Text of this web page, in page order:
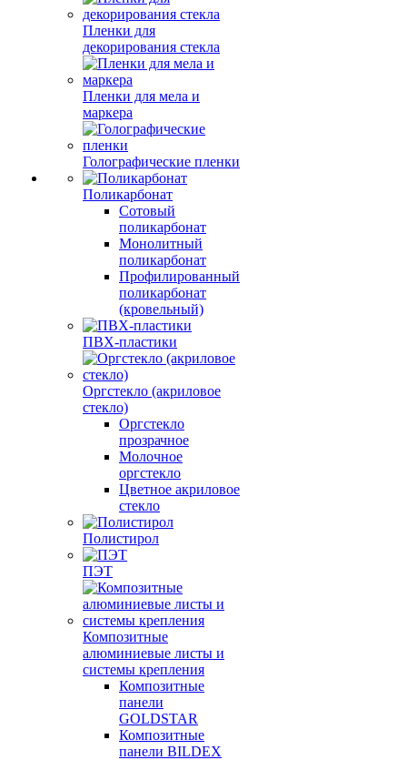
Пленки для
декорирования стекла
Пленки для мела и
маркера
Голографические пленки
Поликарбонат
Сотовый
поликарбонат
Монолитный
поликарбонат
Профилированный
поликарбонат
(кровельный)
ПВХ-пластики
Оргстекло (акриловое
стекло)
Оргстекло
прозрачное
Молочное
оргстекло
Цветное акриловое
стекло
Полистирол
ПЭТ
Композитные
алюминиевые листы и
системы крепления
Композитные
панели
GOLDSTAR
Композитные
панели BILDEX